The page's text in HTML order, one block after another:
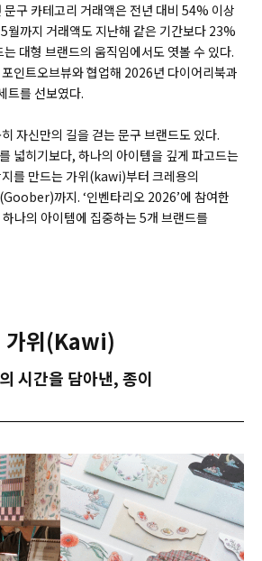
구 카테고리 거래액은 전년 대비 54% 이상
월까지 거래액도 지난해 같은 기간보다 23%
대형 브랜드의 움직임에서도 엿볼 수 있다.
인트오브뷰와 협업해 2026년 다이어리북과
트를 선보였다.
자신만의 길을 걷는 문구 브랜드도 있다.
넓히기보다, 하나의 아이템을 깊게 파고드는
를 만드는 가위(kawi)부터 크레용의
까지. ‘인벤타리오 2026’에 참여한
나의 아이템에 집중하는 5개 브랜드를
가위(Kawi)
시간을 담아낸, 종이